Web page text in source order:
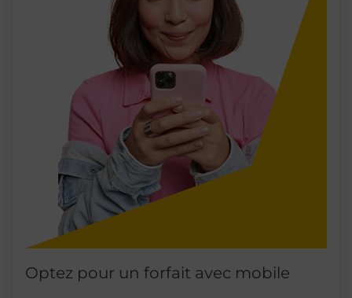
Optez pour un forfait avec mobile